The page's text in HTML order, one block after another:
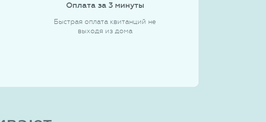
Оплата за 3 минуты
Быстрая оплата квитанций не
выходя из дома